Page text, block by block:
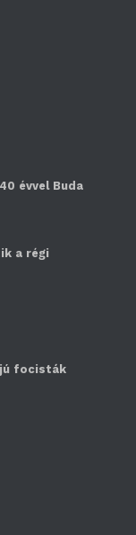
évvel Buda
a régi
focisták